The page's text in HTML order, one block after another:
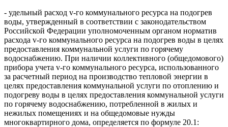
- удельный расход v-го коммунального ресурса на подогрев
воды, утвержденный в соответствии с законодательством
Российской Федерации уполномоченным органом норматив
расхода v-го коммунального ресурса на подогрев воды в целях
предоставления коммунальной услуги по горячему
водоснабжению. При наличии коллективного (общедомового)
прибора учета v-го коммунального ресурса, использованного
за расчетный период на производство тепловой энергии в
целях предоставления коммунальной услуги по отоплению и
подогреву воды в целях предоставления коммунальной услуги
по горячему водоснабжению, потребленной в жилых и
нежилых помещениях и на общедомовые нужды
многоквартирного дома, определяется по формуле 20.1: